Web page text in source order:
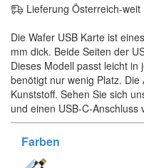
Lieferung Österreich-weit
Die Wafer USB Karte ist
mm dick. Beide Seiten der
Dieses Modell passt leicht
benötigt nur wenig Platz.
Kunststoff. Sehen Sie sich
und einen USB-C-Anschluss
Farben